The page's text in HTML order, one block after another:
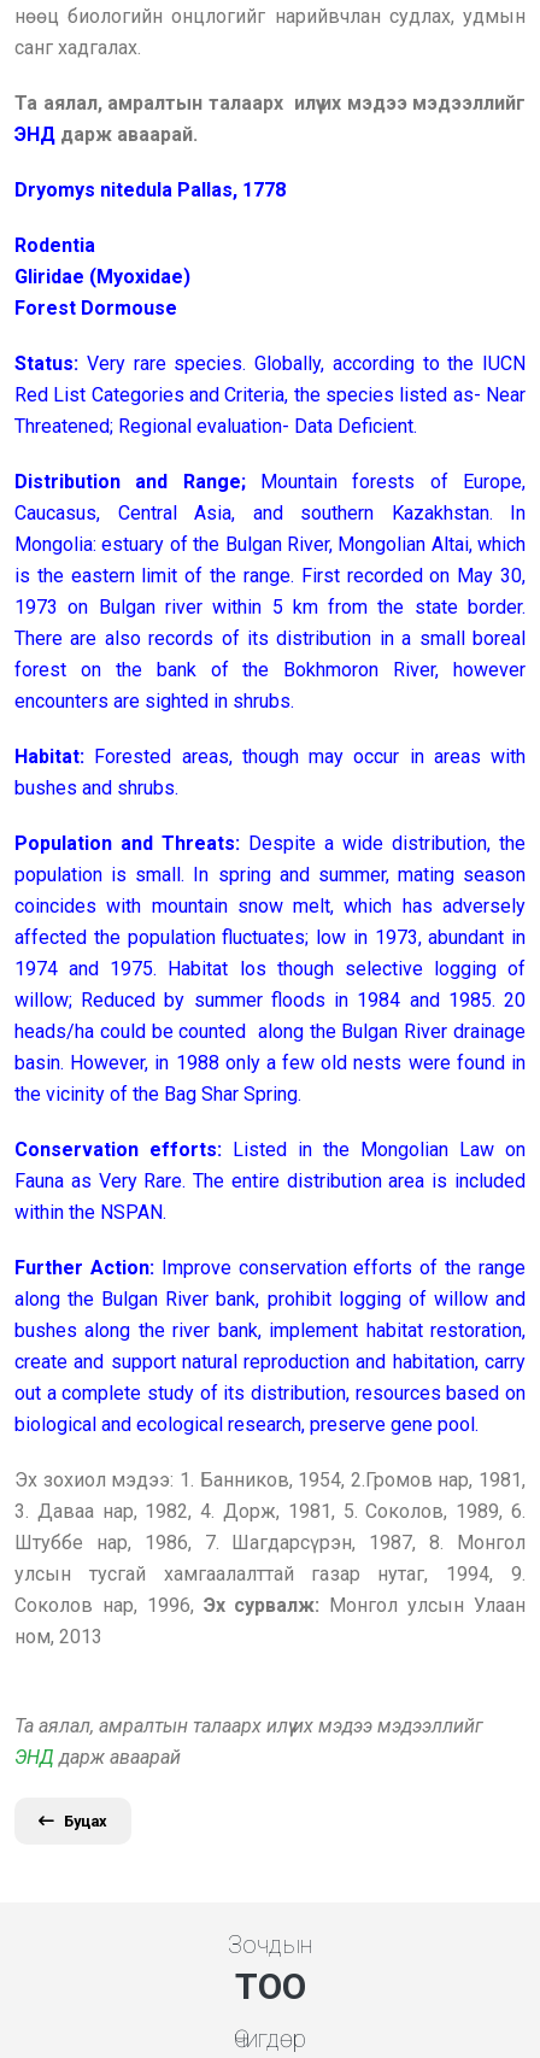
нөөц биологийн онцлогийг нарийвчлан судлах, удмын
санг хадгалах.
Та аялал, амралтын талаарх илүү их мэдээ мэдээллийг
ЭНД дарж аваарай.
Dryomys nitedula Pallas, 1778
Rodentia
Gliridae (Myoxidae)
Forest Dormouse
Status: Very rare species. Globally, according to the IUCN
Red List Categories and Criteria, the species listed as- Near
Threatened; Regional evaluation- Data Deficient.
Distribution and Range;Mountain forests of Europe,
Caucasus, Central Asia, and southern Kazakhstan. In
Mongolia: estuary of the Bulgan River, Mongolian Altai, which
is the eastern limit of the range. First recorded on May 30,
1973 on Bulgan river within 5 km from the state border.
There are also records of its distribution in a small boreal
forest on the bank of the Bokhmoron River, however
encounters are sighted in shrubs.
Habitat: Forested areas, though may occur in areas with
bushes and shrubs.
Population and Threats: Despite a wide distribution, the
population is small. In spring and summer, mating season
coincides with mountain snow melt, which has adversely
affected the population fluctuates; low in 1973, abundant in
1974 and 1975. Habitat los though selective logging of
willow; Reduced by summer floods in 1984 and 1985. 20
heads/ha could be counted along the Bulgan River drainage
basin. However, in 1988 only a few old nests were found in
the vicinity of the Bag Shar Spring.
Conservation efforts: Listed in the Mongolian Law on
Fauna as Very Rare. The entire distribution area is included
within the NSPAN.
Further Action:Improve conservation efforts of the range
along the Bulgan River bank, prohibit logging of willow and
bushes along the river bank, implement habitat restoration,
create and support natural reproduction and habitation, carry
out a complete study of its distribution, resources based on
biological and ecological research, preserve gene pool.
Эх зохиол мэдээ: 1. Банников, 1954, 2.Громов нар, 1981,
3. Даваа нар, 1982, 4. Дорж, 1981, 5. Соколов, 1989, 6.
Штуббе нар, 1986, 7. Шагдарсүрэн, 1987, 8. Монгол
улсын тусгай хамгаалалттай газар нутаг, 1994, 9.
Соколов нар, 1996, Эх сурвалж: Монгол улсын Улаан
ном, 2013
Та аялал, амралтын талаарх илүү их мэдээ мэдээллийг
ЭНД дарж аваарай
Буцах
Зочдын
ТОО
Өчигдөр